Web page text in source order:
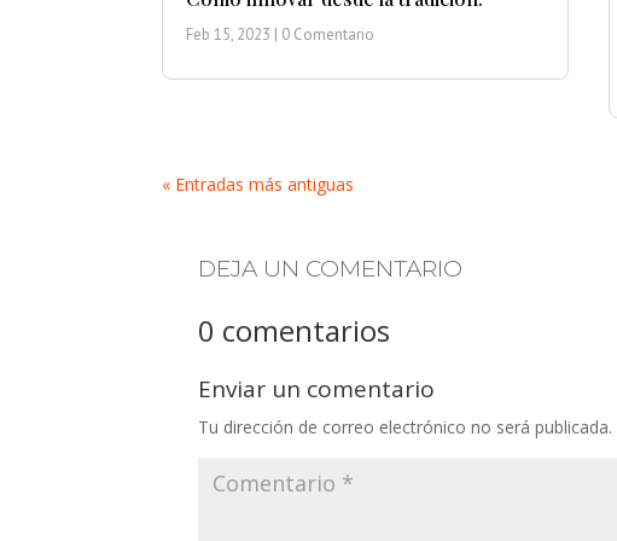
Feb 15, 2023 | 0 Comentario
« Entradas más antiguas
DEJA UN COMENTARIO
0 comentarios
Enviar un comentario
Tu dirección de correo electrónico no será publicada.